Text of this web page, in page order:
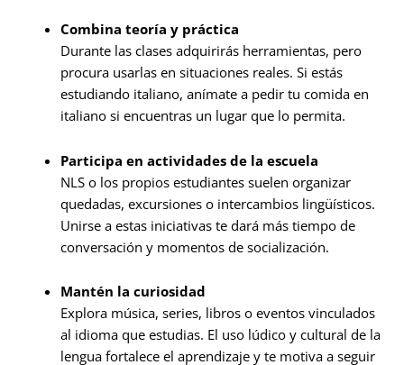
Combina teoría y práctica
Durante las clases adquirirás herramientas, pero
procura usarlas en situaciones reales. Si estás
estudiando italiano, anímate a pedir tu comida en
italiano si encuentras un lugar que lo permita.
Participa en actividades de la escuela
NLS o los propios estudiantes suelen organizar
quedadas, excursiones o intercambios lingüísticos.
Unirse a estas iniciativas te dará más tiempo de
conversación y momentos de socialización.
Mantén la curiosidad
Explora música, series, libros o eventos vinculados
al idioma que estudias. El uso lúdico y cultural de la
lengua fortalece el aprendizaje y te motiva a seguir